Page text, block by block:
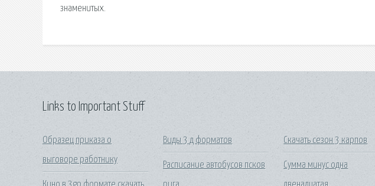
знаменитых.
Links to Important Stuff
Образец приказа о
выговоре работнику
Виды 3 д форматов
Расписание автобусов псков
Скачать сезон 3 карпов
Сумма минус одна